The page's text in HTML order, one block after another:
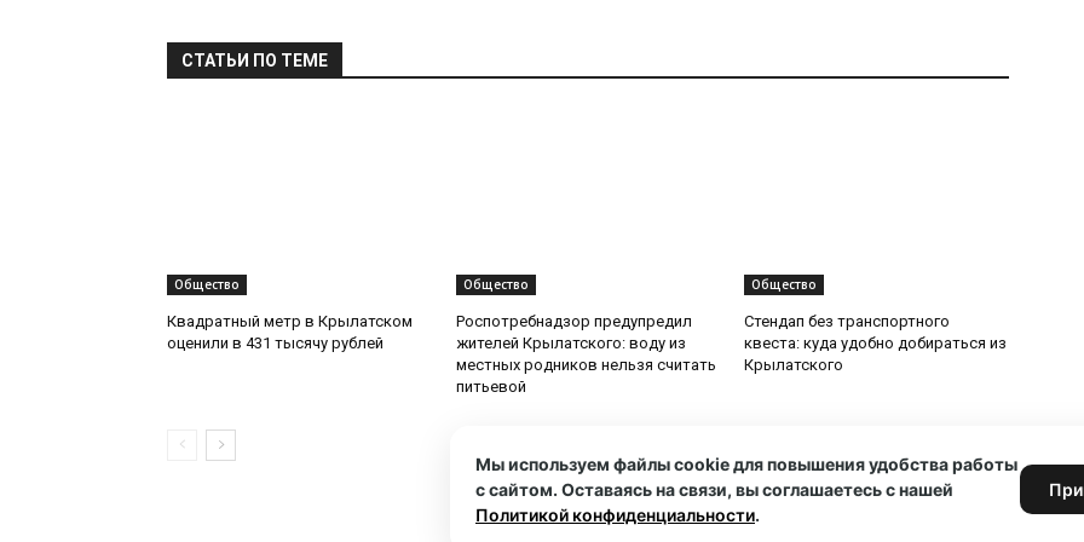
СТАТЬИ ПО ТЕМЕ
Общество
Квадратный метр в Крылатском
оценили в 431 тысячу рублей
Общество
Роспотребнадзор предупредил
жителей Крылатского: воду из
местных родников нельзя считать
питьевой
Общество
Стендап без транспортного
квеста: куда удобно добираться из
Крылатского
Мы используем файлы cookie для повышения удобства работы
с сайтом. Оставаясь на связи, вы соглашаетесь с нашей
Политикой конфиденциальности.